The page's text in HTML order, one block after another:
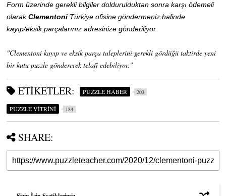
Form üzerinde gerekli bilgiler doldurulduktan sonra karşı ödemeli
olarak Clementoni Türkiye ofisine göndermeniz halinde
kayıp/eksik parçalarınız adresinize gönderiliyor.
"Clementoni kayıp ve eksik parça taleplerini gerekli gördüğü taktirde yeni
bir kutu puzzle göndererek telafi edebiliyor."
ETIKETLER: PUZZLE HABER 203
PUZZLE VİTRİNİ 184
SHARE: